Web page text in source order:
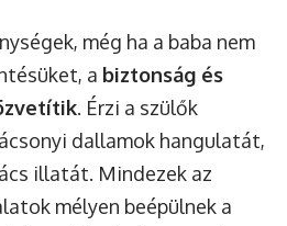
még ha a baba nem
a biztonság és
. Érzi a szülők
dallamok hangulatát,
illatát. Mindezek az
mélyen beépülnek a